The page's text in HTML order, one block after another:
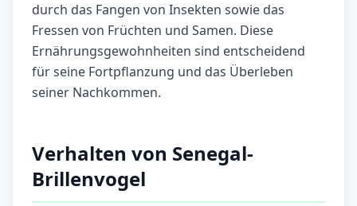
durch das Fangen von Insekten sowie das
Fressen von Früchten und Samen. Diese
Ernährungsgewohnheiten sind entscheidend
für seine Fortpflanzung und das Überleben
seiner Nachkommen.
Verhalten von Senegal-
Brillenvogel